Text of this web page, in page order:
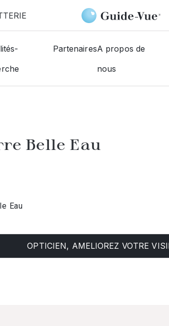
PartenairesA propos de
nous
Eau Optic 2000
Belle Eau
Eau
OPTICIEN, AMELIOREZ VOTRE